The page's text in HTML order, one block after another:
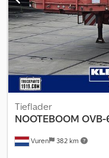
Vuren 382 km
Tieflader
NOOTEBOOM